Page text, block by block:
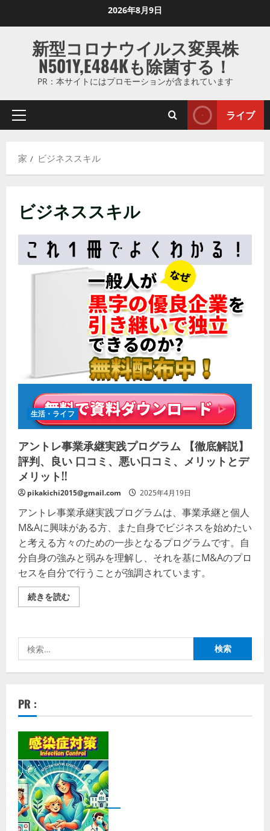
ス
ッ
ま
2026年8月9日
新型コロナウイルス変異株
N501Y,E484Kも除菌する！
PR：本サイトにはプロモーションが含まれています
プ
マ
ニ
ュ
ー
ライブ
家 ビジネススキル
ビジネススキル
生活・ライフ
アントレ事業承継実践プログラム 【徹底解説】
評判、良い 口コミ、悪い口コミ、メリットとデ
メリット!!
pikakichi2015@gmail.com 2025年4月19日
アントレ事業承継実践プログラムは、事業承継と個人
M&Aに興味がある方、また自身でビジネスを始めたい
と考える方々のための一歩となるプログラムです。自
分自身の強みと弱みを理解し、それを基にM&Aのプロ
セスを自分で行うことが強調されています。
続きを読むア
ン
業
実
践
ム
底
解
説】
評
判、
良
い
口
コ
ミ、
悪
い
索:
PR :